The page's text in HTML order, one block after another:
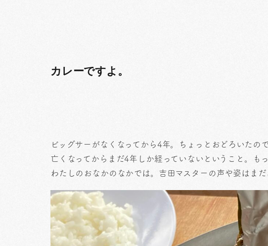
カレーですよ。
ビッグサーがなくなってから4年。ちょっとおどろいたの
亡くなってからまだ4年しか経っていないということ。も
わたしのおなかのなかでは。吉田マスターの声や姿はまだ